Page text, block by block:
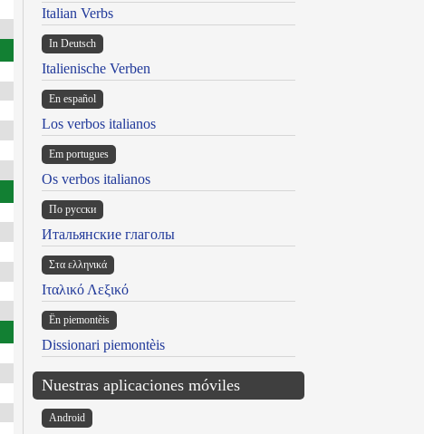
Italian Verbs
In Deutsch
Italienische Verben
En español
Los verbos italianos
Em portugues
Os verbos italianos
По русски
Итальянские глаголы
Στα ελληνικά
Ιταλικό Λεξικό
Ën piemontèis
Dissionari piemontèis
Nuestras aplicaciones móviles
Android